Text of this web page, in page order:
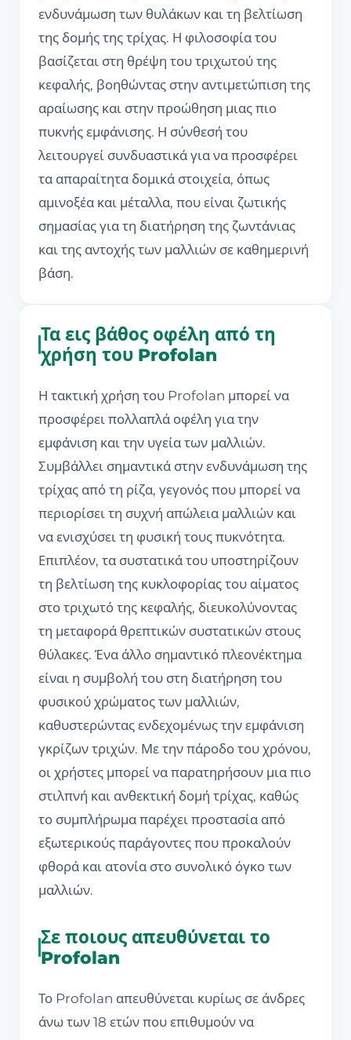
ενδυνάμωση των θυλάκων και τη βελτίωση
της δομής της τρίχας. Η φιλοσοφία του
βασίζεται στη θρέψη του τριχωτού της
κεφαλής, βοηθώντας στην αντιμετώπιση της
αραίωσης και στην προώθηση μιας πιο
πυκνής εμφάνισης. Η σύνθεσή του
λειτουργεί συνδυαστικά για να προσφέρει
τα απαραίτητα δομικά στοιχεία, όπως
αμινοξέα και μέταλλα, που είναι ζωτικής
σημασίας για τη διατήρηση της ζωντάνιας
και της αντοχής των μαλλιών σε καθημερινή
βάση.
Τα εις βάθος οφέλη από τη
χρήση του Profolan
Η τακτική χρήση του Profolan μπορεί να
προσφέρει πολλαπλά οφέλη για την
εμφάνιση και την υγεία των μαλλιών.
Συμβάλλει σημαντικά στην ενδυνάμωση της
τρίχας από τη ρίζα, γεγονός που μπορεί να
περιορίσει τη συχνή απώλεια μαλλιών και
να ενισχύσει τη φυσική τους πυκνότητα.
Επιπλέον, τα συστατικά του υποστηρίζουν
τη βελτίωση της κυκλοφορίας του αίματος
στο τριχωτό της κεφαλής, διευκολύνοντας
τη μεταφορά θρεπτικών συστατικών στους
θύλακες. Ένα άλλο σημαντικό πλεονέκτημα
είναι η συμβολή του στη διατήρηση του
φυσικού χρώματος των μαλλιών,
καθυστερώντας ενδεχομένως την εμφάνιση
γκρίζων τριχών. Με την πάροδο του χρόνου,
οι χρήστες μπορεί να παρατηρήσουν μια πιο
στιλπνή και ανθεκτική δομή τρίχας, καθώς
το συμπλήρωμα παρέχει προστασία από
εξωτερικούς παράγοντες που προκαλούν
φθορά και ατονία στο συνολικό όγκο των
μαλλιών.
Σε ποιους απευθύνεται το
Profolan
Το Profolan απευθύνεται κυρίως σε άνδρες
άνω των 18 ετών που επιθυμούν να